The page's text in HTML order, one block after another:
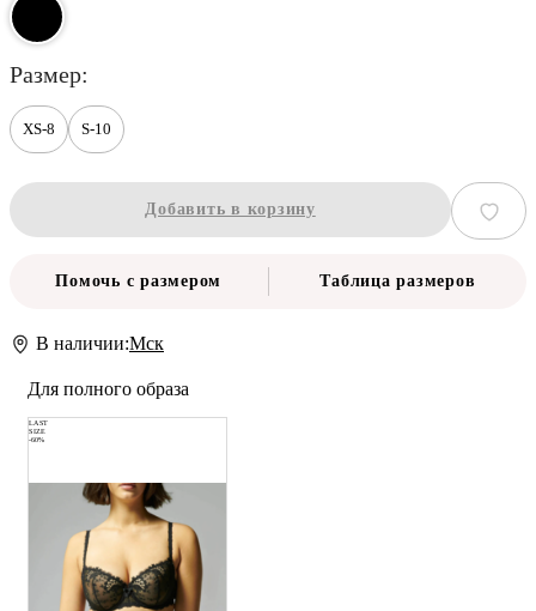
размер
XS-8 S-10
Добавить в корзину
Помочь с размером Таблица размеров
В наличии:Мск
Для полного образа
LAST
SIZE
-60%